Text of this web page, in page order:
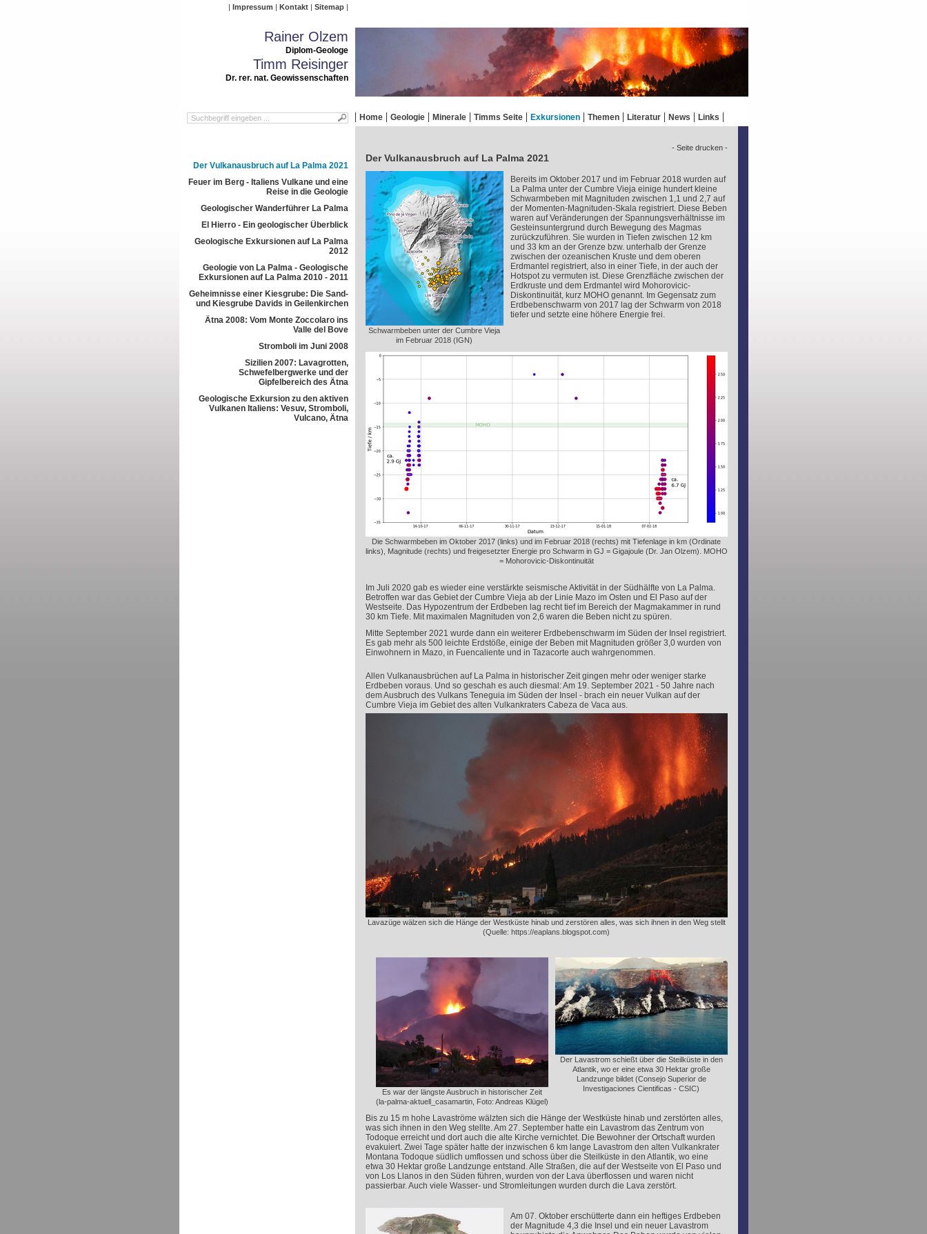
Impressum Kontakt Sitemap
Rainer Olzem
Diplom-Geologe
Timm Reisinger
Dr. rer. nat. Geowissenschaften
Home Geologie Minerale Timms Seite Exkursionen Themen Literatur News Links
Der Vulkanausbruch auf La Palma 2021
Feuer im Berg - Italiens Vulkane und eine
Reise in die Geologie
Geologischer Wanderführer La Palma
El Hierro - Ein geologischer Überblick
Geologische Exkursionen auf La Palma
2012
Geologie von La Palma - Geologische
Exkursionen auf La Palma 2010 - 2011
Geheimnisse einer Kiesgrube: Die Sand-
und Kiesgrube Davids in Geilenkirchen
Ätna 2008: Vom Monte Zoccolaro ins
Valle del Bove
Stromboli im Juni 2008
Sizilien 2007: Lavagrotten,
Schwefelbergwerke und der
Gipfelbereich des Ätna
Geologische Exkursion zu den aktiven
Vulkanen Italiens: Vesuv, Stromboli,
Vulcano, Ätna
- Seite drucken -
Der Vulkanausbruch auf La Palma 2021
Schwarmbeben unter der Cumbre Vieja
im Februar 2018 (IGN)
Bereits im Oktober 2017 und im Februar 2018 wurden auf
La Palma unter der Cumbre Vieja einige hundert kleine
Schwarmbeben mit Magnituden zwischen 1,1 und 2,7 auf
der Momenten-Magnituden-Skala registriert. Diese Beben
waren auf Veränderungen der Spannungsverhältnisse im
Gesteinsuntergrund durch Bewegung des Magmas
zurückzuführen. Sie wurden in Tiefen zwischen 12 km
und 33 km an der Grenze bzw. unterhalb der Grenze
zwischen der ozeanischen Kruste und dem oberen
Erdmantel registriert, also in einer Tiefe, in der auch der
Hotspot zu vermuten ist. Diese Grenzfläche zwischen der
Erdkruste und dem Erdmantel wird Mohorovicic-
Diskontinuität, kurz MOHO genannt. Im Gegensatz zum
Erdbebenschwarm von 2017 lag der Schwarm von 2018
tiefer und setzte eine höhere Energie frei.
Die Schwarmbeben im Oktober 2017 (links) und im Februar 2018 (rechts) mit Tiefenlage in km (Ordinate
links), Magnitude (rechts) und freigesetzter Energie pro Schwarm in GJ = Gigajoule (Dr. Jan Olzem). MOHO
= Mohorovicic-Diskontinuität
Im Juli 2020 gab es wieder eine verstärkte seismische Aktivität in der Südhälfte von La Palma.
Betroffen war das Gebiet der Cumbre Vieja ab der Linie Mazo im Osten und El Paso auf der
Westseite. Das Hypozentrum der Erdbeben lag recht tief im Bereich der Magmakammer in rund
30 km Tiefe. Mit maximalen Magnituden von 2,6 waren die Beben nicht zu spüren.
Mitte September 2021 wurde dann ein weiterer Erdbebenschwarm im Süden der Insel registriert.
Es gab mehr als 500 leichte Erdstöße, einige der Beben mit Magnituden größer 3,0 wurden von
Einwohnern in Mazo, in Fuencaliente und in Tazacorte auch wahrgenommen.
Allen Vulkanausbrüchen auf La Palma in historischer Zeit gingen mehr oder weniger starke
Erdbeben voraus. Und so geschah es auch diesmal: Am 19. September 2021 - 50 Jahre nach
dem Ausbruch des Vulkans Teneguia im Süden der Insel - brach ein neuer Vulkan auf der
Cumbre Vieja im Gebiet des alten Vulkankraters Cabeza de Vaca aus.
Lavazüge wälzen sich die Hänge der Westküste hinab und zerstören alles, was sich ihnen in den Weg stellt
(Quelle: https://eaplans.blogspot.com)
Es war der längste Ausbruch in historischer Zeit
(la-palma-aktuell_casamartin, Foto: Andreas Klügel)
Der Lavastrom schießt über die Steilküste in den
Atlantik, wo er eine etwa 30 Hektar große
Landzunge bildet (Consejo Superior de
Investigaciones Cientificas - CSIC)
Bis zu 15 m hohe Lavaströme wälzten sich die Hänge der Westküste hinab und zerstörten alles,
was sich ihnen in den Weg stellte. Am 27. September hatte ein Lavastrom das Zentrum von
Todoque erreicht und dort auch die alte Kirche vernichtet. Die Bewohner der Ortschaft wurden
evakuiert. Zwei Tage später hatte der inzwischen 6 km lange Lavastrom den alten Vulkankrater
Montana Todoque südlich umflossen und schoss über die Steilküste in den Atlantik, wo eine
etwa 30 Hektar große Landzunge entstand. Alle Straßen, die auf der Westseite von El Paso und
von Los Llanos in den Süden führen, wurden von der Lava überflossen und waren nicht
passierbar. Auch viele Wasser- und Stromleitungen wurden durch die Lava zerstört.
Am 07. Oktober erschütterte dann ein heftiges Erdbeben
der Magnitude 4,3 die Insel und ein neuer Lavastrom